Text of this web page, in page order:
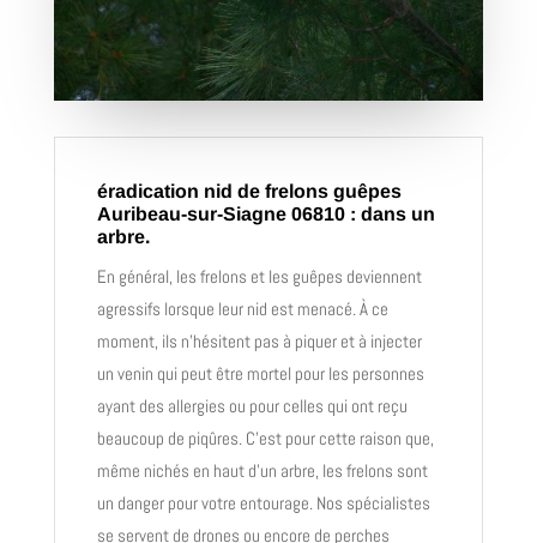
éradication nid de frelons guêpes
Auribeau-sur-Siagne 06810 : dans un
arbre.
En général, les frelons et les guêpes deviennent
agressifs lorsque leur nid est menacé. À ce
moment, ils n’hésitent pas à piquer et à injecter
un venin qui peut être mortel pour les personnes
ayant des allergies ou pour celles qui ont reçu
beaucoup de piqûres. C’est pour cette raison que,
même nichés en haut d’un arbre, les frelons sont
un danger pour votre entourage. Nos spécialistes
se servent de drones ou encore de perches